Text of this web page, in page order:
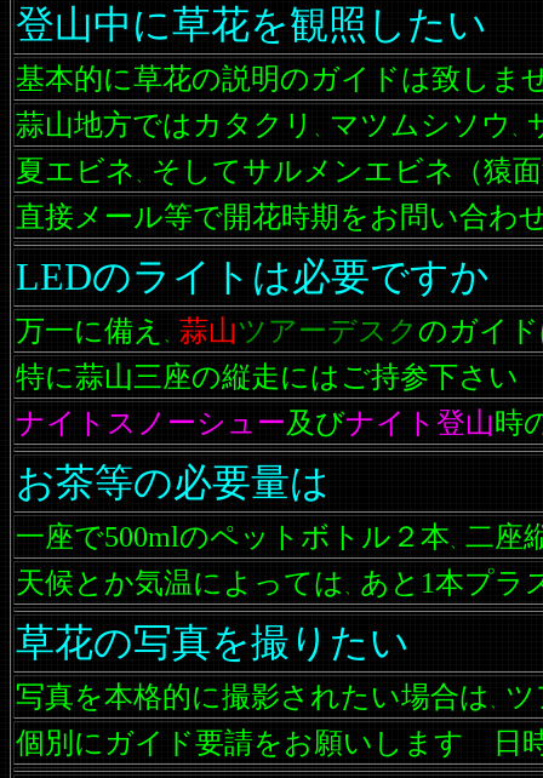
登山中に草花を観照したい
基本的に草花の説明のガイドは致しま
蒜山地方ではカタクリ 、 マツムシソウ 、
夏エビネ 、
そしてサルメンエビネ（猿
直接メール等で開花時期をお問い合
LEDのライトは必要ですか
万一に備え 、 蒜山ツアーデスク のガイ
特に蒜山三座の縦走にはご持参下さ
ナイトスノーシュー及びナイト登山時
お茶等の必要量は
一座で500mlのペットボトル２本、 二座
天候とか気温によっては 、 あと1本プラ
草花の写真を撮りたい
写真を本格的に撮影されたい場合は 、 ツ
個別にガイド要請をお願いします 日